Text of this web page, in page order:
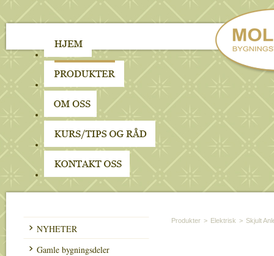
NYHETER
Gamle bygningsdeler
Produkter > Elektrisk > Skjult